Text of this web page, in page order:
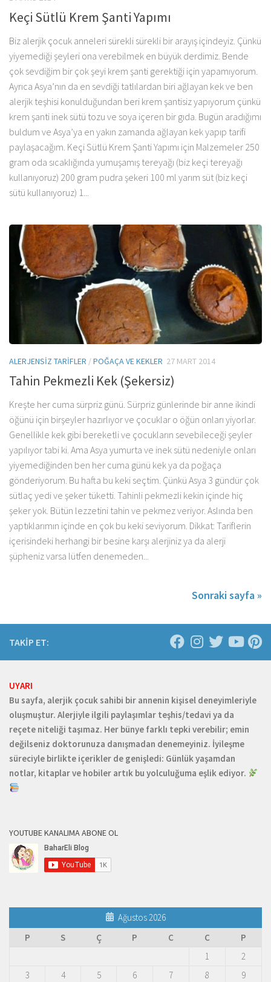
Keçi Sütlü Krem Şanti Yapımı
Biz alerjik çocuk anneleri sürekli sürekli bir arayış içindeyiz. Çünkü
yiyemediği şeyleri ona verebilmek en büyük derdimiz. Bende
çok sevdiğim bir çok şeyi krem şanti gerektiği için yapamıyorum.
Ayrıca Asya’nın da en sevdiği tatlılardan biri ağlayan kek ve ben
alerjik teşhisi konulduğundan beri krem şantisiz yapıyorum çünkü
krem şanti inek sütü tozu ve soya içeren bir gıda. Bugün aradığımı
buldum ve Asya’ya en yakın zamanda ağlayan kek yapıp tarifi
paylaşacağım. Keçi Sütlü Krem Şanti Yapımı için Malzemeler 250
gram oda sıcaklığında yumuşamış tereyağı (biz keçi tereyağı
kullanıyoruz) 200 gram pudra şekeri 100 ml yarım süt (biz keçi
sütü kullanıyoruz) 1...
ALERJENSIZ TARIFLER /POĞAÇA VE KEKLER 27 MART 2014
Tahin Pekmezli Kek (Şekersiz)
Kreşte her cuma sürpriz günü. Sürpriz günlerinde bir anne ikindi
öğünü için birşeyler hazırlıyor ve çocuklar o öğün onları yiyorlar.
Genellikle kek gibi bereketli ve çocukların sevebileceği şeyler
yapılıyor tabi ki. Ama Asya yumurta ve inek sütü nedeniyle onları
yiyemediğinden ben her cuma günü kek ya da poğaça
gönderiyorum. Bu hafta bu keki seçtim. Çünkü Asya 3 gündür çok
sütlaç yedi ve şeker tüketti. Tahinli pekmezli kekin içinde hiç
şeker yok. Bütün lezzetini tahin ve pekmez veriyor. Aslında ben
yaptıklarımın içinde en çok bu keki seviyorum. Dikkat: Tariflerin
içerisindeki herhangi bir besine karşı alerjiniz ya da alerji
şüpheniz varsa lütfen denemeden...
Sonraki sayfa »
TAKİP ET:
UYARI
Bu sayfa, alerjik çocuk sahibi bir annenin kişisel deneyimleriyle
oluşmuştur. Alerjiyle ilgili paylaşımlar teşhis/tedavi ya da
reçete niteliği taşımaz. Her bünye farklı tepki verebilir; emin
değilseniz doktorunuza danışmadan denemeyiniz. İyileşme
süreciyle birlikte içerikler de genişledi: Günlük yaşamdan
notlar, kitaplar ve hobiler artık bu yolculuğuma eşlik ediyor.
YOUTUBE KANALIMA ABONE OL
Ağustos 2026
P
S Ç P C C
P
1
2
3
4 5 6 7 8
9